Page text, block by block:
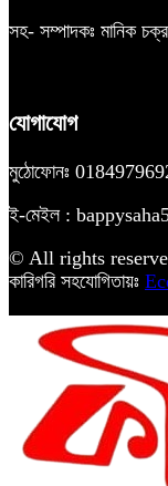
সহ- সম্পাদকঃ মানিক
যোগাযোগ
মুঠোফোনঃ
ই-মেইল :
© All rights
কারিগরি সহযোগিতায়ঃ